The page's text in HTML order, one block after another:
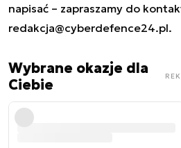
napisać – zapraszamy do
redakcja@cyberdefence24.pl.
Wybrane okazje dla
Ciebie